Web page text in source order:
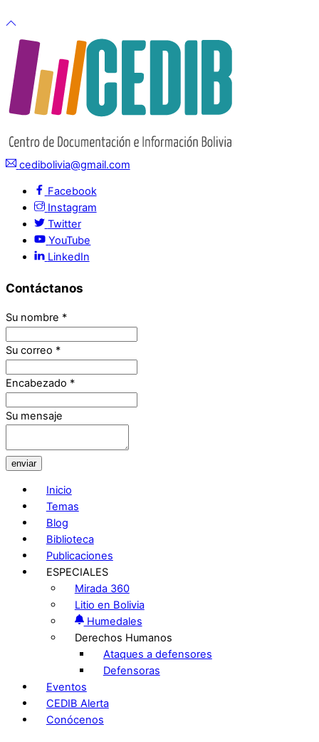
cedibolivia@gmail.com
Facebook
Instagram
Twitter
YouTube
LinkedIn
Contáctanos
Su nombre *
Su correo *
Encabezado *
Su mensaje
enviar
Inicio
Temas
Blog
Biblioteca
Publicaciones
ESPECIALES
Mirada 360
Litio en Bolivia
Humedales
Derechos Humanos
Ataques a defensores
Defensoras
Eventos
CEDIB Alerta
Conócenos